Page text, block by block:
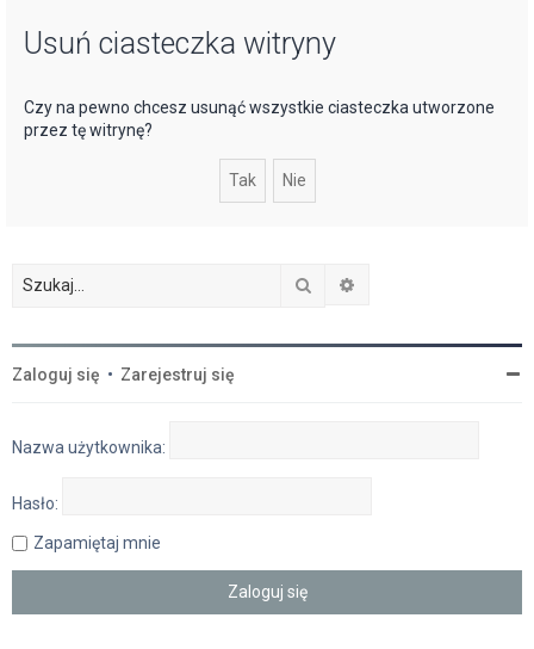
Usuń ciasteczka witryny
Czy na pewno chcesz usunąć wszystkie ciasteczka utworzone
przez tę witrynę?
Szukaj
Zaloguj się • Zarejestruj się
Nazwa użytkownika:
Hasło:
Zapamiętaj mnie